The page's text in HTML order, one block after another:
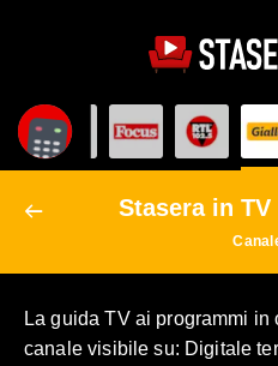
Stasera in
La guida TV ai programmi
canale visibile su: Digitale